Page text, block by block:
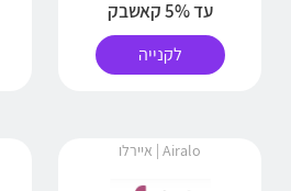
עד 5% קאשבק
לקנייה
Airalo | איירלו